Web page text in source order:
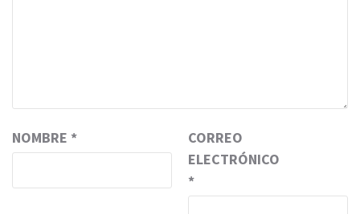
NOMBRE *
CORREO
ELECTRÓNICO
*